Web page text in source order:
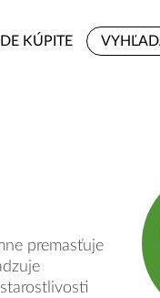
KÚPITE
premasťuje